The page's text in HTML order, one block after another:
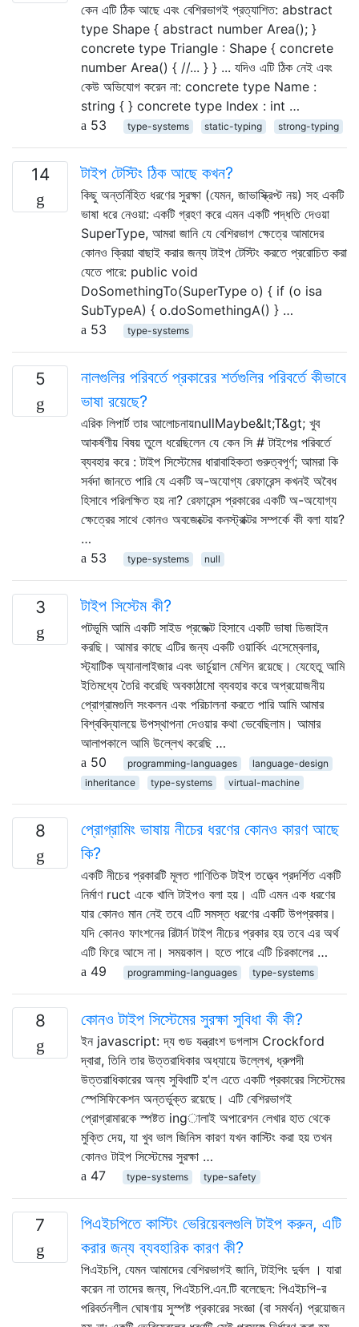
কেন এটি ঠিক আছে এবং বেশিরভাগই প্রত্যাশিত: abstract
type Shape { abstract number Area(); }
concrete type Triangle : Shape { concrete
number Area() { //... } } ... যদিও এটি ঠিক নেই এবং
কেউ অভিযোগ করেন না: concrete type Name :
string { } concrete type Index : int …
53
type-systems static-typing strong-typing
14 টাইপ টেস্টিং ঠিক আছে কখন?
কিছু অন্তর্নিহিত ধরণের সুরক্ষা (যেমন, জাভাস্ক্রিপ্ট নয়) সহ একটি
ভাষা ধরে নেওয়া: একটি গ্রহণ করে এমন একটি পদ্ধতি দেওয়া
SuperType, আমরা জানি যে বেশিরভাগ ক্ষেত্রে আমাদের
কোনও ক্রিয়া বাছাই করার জন্য টাইপ টেস্টিং করতে প্ররোচিত করা
যেতে পারে: public void
DoSomethingTo(SuperType o) { if (o isa
SubTypeA) { o.doSomethingA() } …
53
type-systems
5
নালগুলির পরিবর্তে প্রকারের শর্তগুলির পরিবর্তে কীভাবে
ভাষা রয়েছে?
এরিক লিপার্ট তার আলোচনায়nullMaybe&lt;T&gt; খুব
আকর্ষণীয় বিষয় তুলে ধরেছিলেন যে কেন সি # টাইপের পরিবর্তে
ব্যবহার করে : টাইপ সিস্টেমের ধারাবাহিকতা গুরুত্বপূর্ণ; আমরা কি
সর্বদা জানতে পারি যে একটি অ-অযোগ্য রেফারেন্স কখনই অবৈধ
হিসাবে পরিলক্ষিত হয় না? রেফারেন্স প্রকারের একটি অ-অযোগ্য
ক্ষেত্রের সাথে কোনও অবজেক্টের কনস্ট্রাক্টর সম্পর্কে কী বলা যায়?
…
53
type-systems null
3 টাইপ সিস্টেম কী?
পটভূমি আমি একটি সাইড প্রজেক্ট হিসাবে একটি ভাষা ডিজাইন
করছি। আমার কাছে এটির জন্য একটি ওয়ার্কিং এসেম্বেলার,
স্ট্যাটিক অ্যানালাইজার এবং ভার্চুয়াল মেশিন রয়েছে। যেহেতু আমি
ইতিমধ্যে তৈরি করেছি অবকাঠামো ব্যবহার করে অপ্রয়োজনীয়
প্রোগ্রামগুলি সংকলন এবং পরিচালনা করতে পারি আমি আমার
বিশ্ববিদ্যালয়ে উপস্থাপনা দেওয়ার কথা ভেবেছিলাম। আমার
আলাপকালে আমি উল্লেখ করেছি …
50
programming-languages
language-design
inheritance
type-systems virtual-machine
8
প্রোগ্রামিং ভাষায় নীচের ধরণের কোনও কারণ আছে
কি?
একটি নীচের প্রকারটি মূলত গাণিতিক টাইপ তত্ত্বে প্রদর্শিত একটি
নির্মাণ ruct একে খালি টাইপও বলা হয়। এটি এমন এক ধরণের
যার কোনও মান নেই তবে এটি সমস্ত ধরণের একটি উপপ্রকার।
যদি কোনও ফাংশনের রিটার্ন টাইপ নীচের প্রকার হয় তবে এর অর্থ
এটি ফিরে আসে না। সময়কাল। হতে পারে এটি চিরকালের …
49
programming-languages type-systems
8 কোনও টাইপ সিস্টেমের সুরক্ষা সুবিধা কী কী?
ইন javascript: দ্য গুড যন্ত্রাংশ ডগলাস Crockford
দ্বারা, তিনি তার উত্তরাধিকার অধ্যায়ে উল্লেখ, ধ্রুপদী
উত্তরাধিকারের অন্য সুবিধাটি হ'ল এতে একটি প্রকারের সিস্টেমের
স্পেসিফিকেশন অন্তর্ভুক্ত রয়েছে। এটি বেশিরভাগই
প্রোগ্রামারকে স্পষ্টত ingালাই অপারেশন লেখার হাত থেকে
মুক্তি দেয়, যা খুব ভাল জিনিস কারণ যখন কাস্টিং করা হয় তখন
কোনও টাইপ সিস্টেমের সুরক্ষা …
47
type-systems type-safety
7
পিএইচপিতে কাস্টিং ভেরিয়েবলগুলি টাইপ করুন, এটি
করার জন্য ব্যবহারিক কারণ কী?
পিএইচপি, যেমন আমাদের বেশিরভাগই জানি, টাইপিং দুর্বল । যারা
করেন না তাদের জন্য, পিএইচপি.এন.টি বলেছেন: পিএইচপি-র
পরিবর্তনশীল ঘোষণায় সুস্পষ্ট প্রকারের সংজ্ঞা (বা সমর্থন) প্রয়োজন